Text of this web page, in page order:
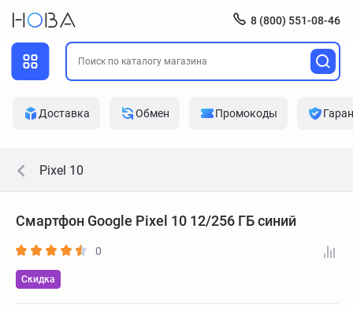
8 (800) 551-08-46
Доставка Обмен Промокоды
Pixel 10
Смартфон Google Pixel 10 12/256 ГБ синий
0
Скидка